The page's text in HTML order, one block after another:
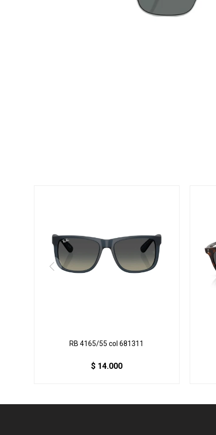
RB 4165/55 col 681311
$ 14.000